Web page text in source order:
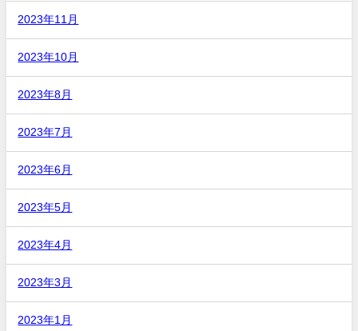
2023年11月
2023年10月
2023年8月
2023年7月
2023年6月
2023年5月
2023年4月
2023年3月
2023年1月